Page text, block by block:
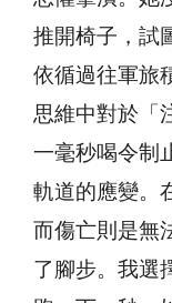
推開椅子，試
依循過往軍旅
思維中對於「
一毫秒喝令制
軌道的應變。
而傷亡則是無
了腳步。我選